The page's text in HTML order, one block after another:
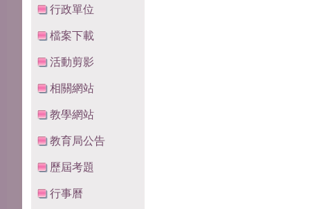
行政單位
檔案下載
活動剪影
相關網站
教學網站
教育局公告
歷屆考題
行事曆